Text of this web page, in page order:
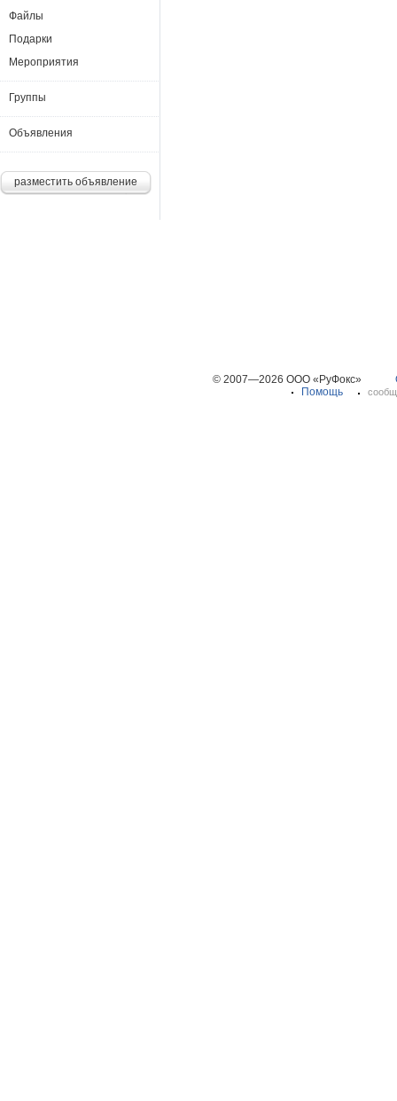
Файлы
Подарки
Мероприятия
Группы
Объявления
разместить объявление
© 2007—2026 ООО «РуФокс»
Помощь